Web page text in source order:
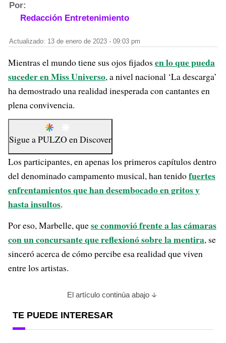
Por:
Redacción Entretenimiento
Actualizado: 13 de enero de 2023 - 09:03 pm
Mientras el mundo tiene sus ojos fijados en lo que pueda
suceder en Miss Universo, a nivel nacional ‘La descarga’
ha demostrado una realidad inesperada con cantantes en
plena convivencia.
Sigue aPULZO enDiscover
Los participantes, en apenas los primeros capítulos dentro
del denominado campamento musical, han tenidofuertes
enfrentamientos que han desembocado en gritos y
hasta insultos.
Por eso, Marbelle, quese conmovió frente a las cámaras
con un concursante que reflexionó sobre la mentira, se
sinceró acerca de cómo percibe esa realidad que viven
entre los artistas.
El artículo continúa abajo
TE PUEDE INTERESAR